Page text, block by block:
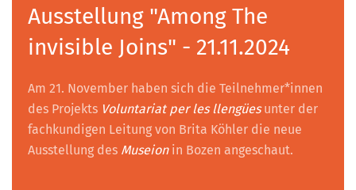
Ausstellung "Among The
invisible Joins" - 21.11.2024
Am 21. November haben sich die Teilnehmer*innen
des Projekts Voluntariat per les llengüesunter der
fachkundigen Leitung von Brita Köhler die neue
Ausstellung des Museionin Bozen angeschaut.